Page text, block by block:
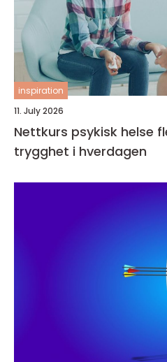
inspiration
11. July 2026
Nettkurs psykisk helse fleksibel læring for økt
trygghet i hverdagen